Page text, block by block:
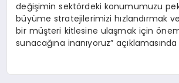
değişimin sektördeki konumumuzu
büyüme stratejilerimizi hızlandırmak
bir müşteri kitlesine ulaşmak için
sunacağına inanıyoruz”